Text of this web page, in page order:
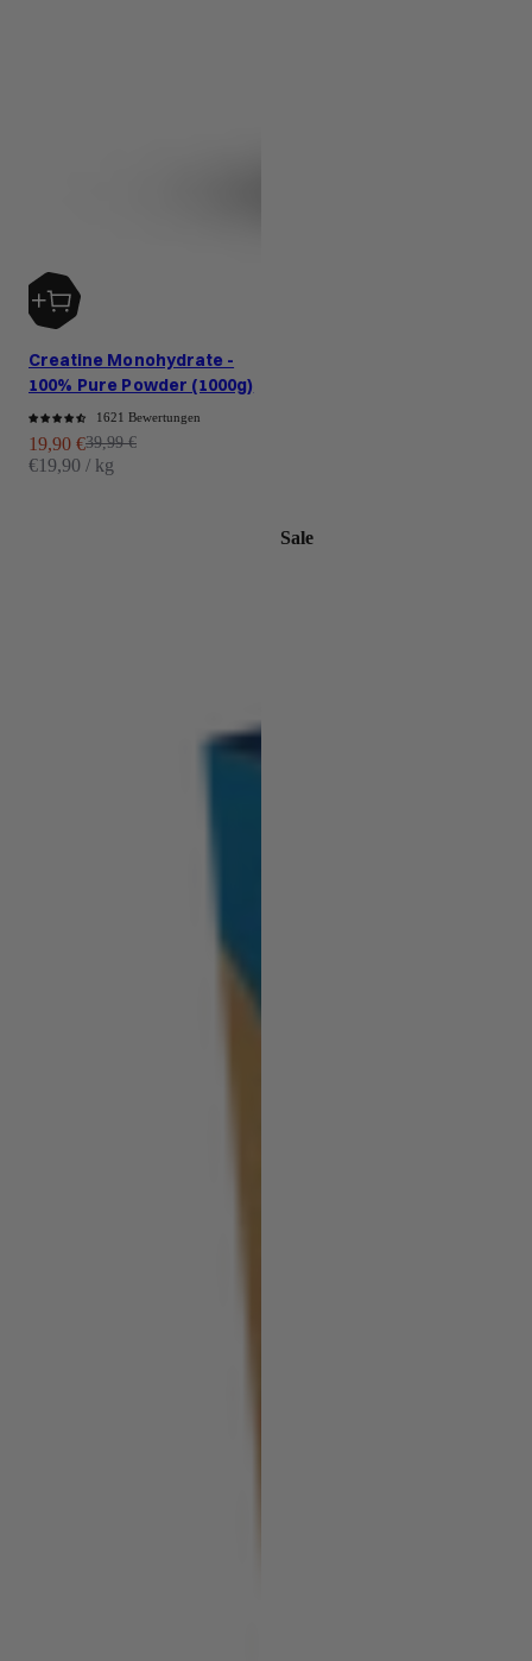
Creatine Monohydrate -
100% Pure Powder (1000g)
1621 Bewertungen
Angebot
19,90 €Regulärer Preis
39,99 €
€19,90 / kg
Sale